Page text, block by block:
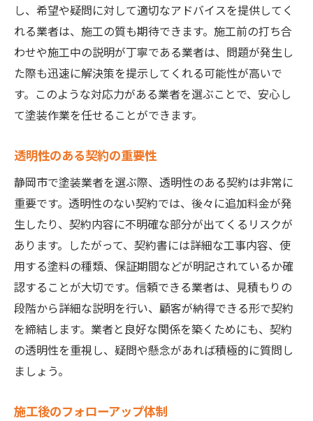
し、希望や疑問に対して適切なアドバイスを提供してく
れる業者は、施工の質も期待できます。施工前の打ち合
わせや施工中の説明が丁寧である業者は、問題が発生し
た際も迅速に解決策を提示してくれる可能性が高いで
す。このような対応力がある業者を選ぶことで、安心し
て塗装作業を任せることができます。
透明性のある契約の重要性
静岡市で塗装業者を選ぶ際、透明性のある契約は非常に
重要です。透明性のない契約では、後々に追加料金が発
生したり、契約内容に不明確な部分が出てくるリスクが
あります。したがって、契約書には詳細な工事内容、使
用する塗料の種類、保証期間などが明記されているか確
認することが大切です。信頼できる業者は、見積もりの
段階から詳細な説明を行い、顧客が納得できる形で契約
を締結します。業者と良好な関係を築くためにも、契約
の透明性を重視し、疑問や懸念があれば積極的に質問し
ましょう。
施工後のフォローアップ体制